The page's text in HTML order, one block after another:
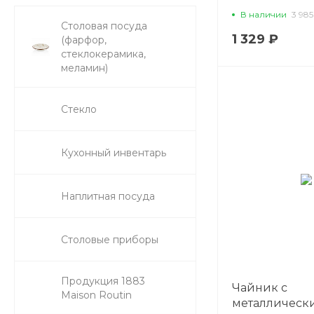
Столовая посуда
(фарфор,
стеклокерамика,
меламин)
Стекло
Кухонный инвентарь
Наплитная посуда
Столовые приборы
Продукция 1883
Maison Routin
Black Raw
В наличии 3 985
1 329 ₽
Чайник с